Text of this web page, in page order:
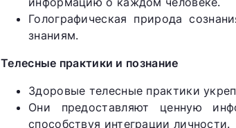
Голографическая природа
знаниям.
Телесные практики и познание
Здоровые телесные практики
Они предоставляют ценную
способствуя интеграции личности.